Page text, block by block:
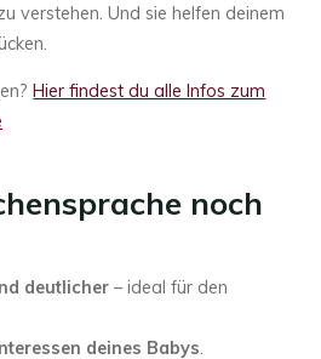
verstehen. Und sie helfen deinem
Hier findest du alle Infos zum
noch
deutlicher – ideal für den
deines Babys